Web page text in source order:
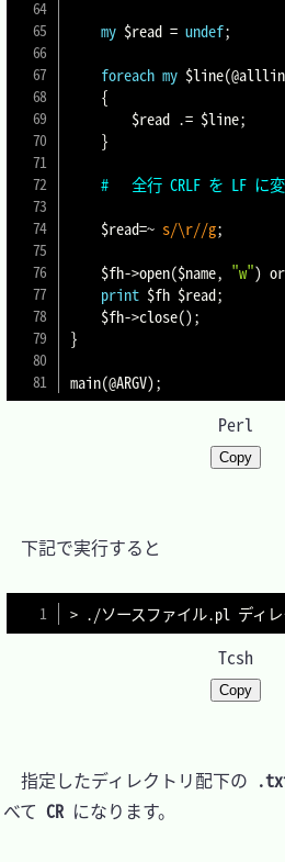
my $read = undef;
foreach my $line(
{
$read .= $line;
}
#	全行 CRLF を LF に
$read=~ s/\r//g;
$fh->open($name, "w") or
print $fh $read;
$fh->close();
}
main(@ARGV);
Perl
Copy
下記で実行すると
>
Tcsh
Copy
指定したディレクトリ配下の
べて CR になります。